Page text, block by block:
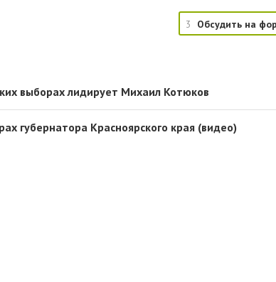
3 Обсудить на
выборах лидирует Михаил Котюков
губернатора Красноярского края (видео)